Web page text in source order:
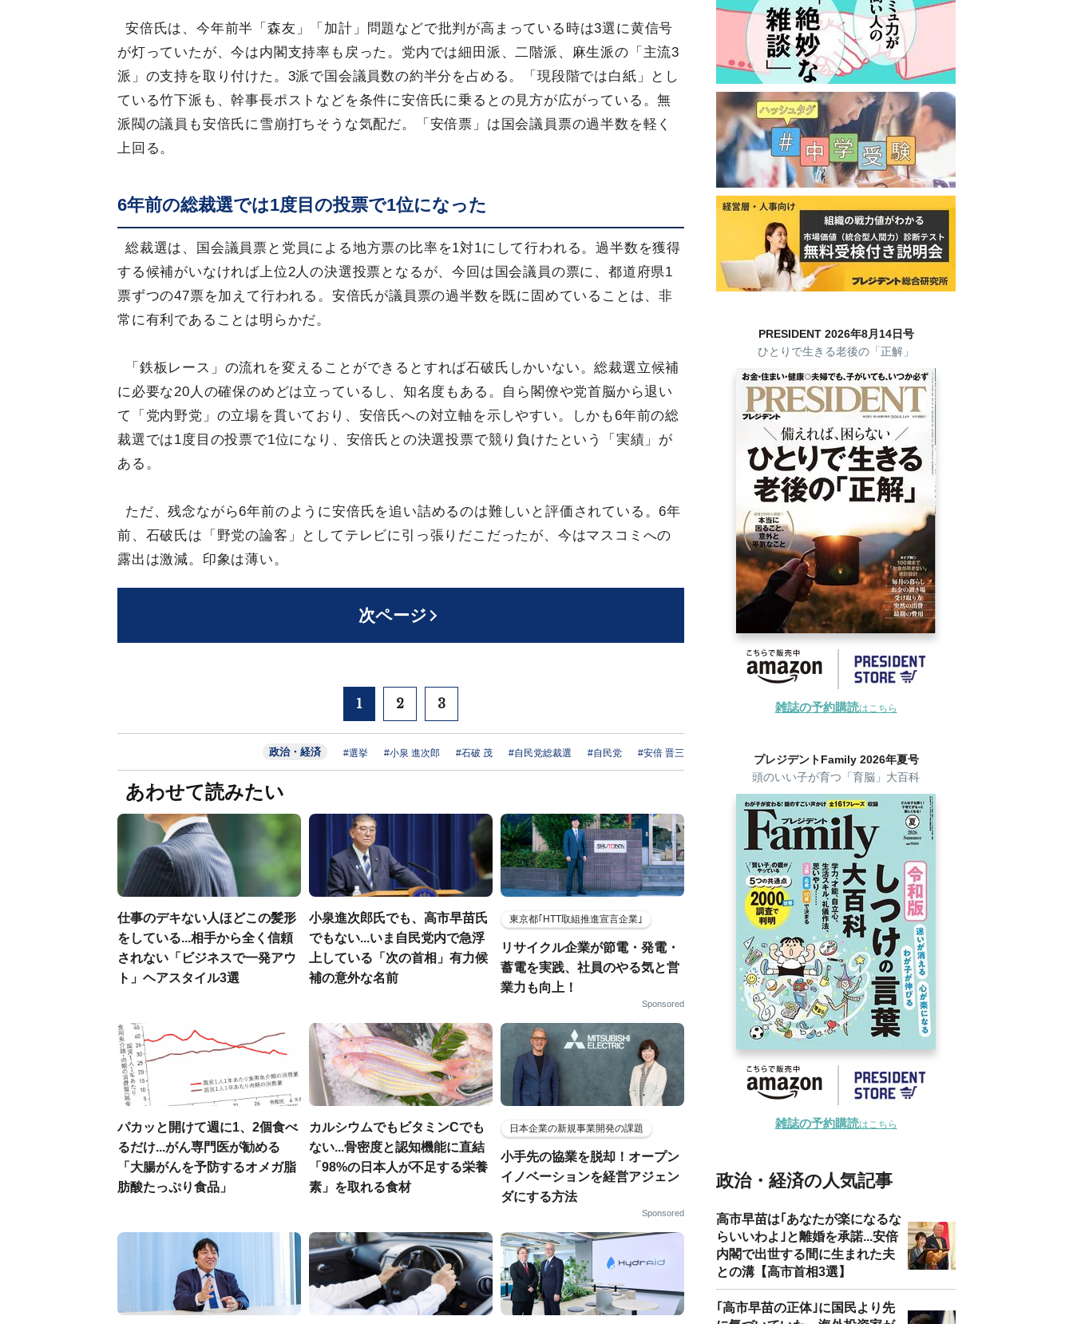
安倍氏は、今年前半「森友」「加計」問題などで批判が高まっている時は3選に黄信号
が灯っていたが、今は内閣支持率も戻った。党内では細田派、二階派、麻生派の「主流3
派」の支持を取り付けた。3派で国会議員数の約半分を占める。「現段階では白紙」とし
ている竹下派も、幹事長ポストなどを条件に安倍氏に乗るとの見方が広がっている。無
派閥の議員も安倍氏に雪崩打ちそうな気配だ。「安倍票」は国会議員票の過半数を軽く
上回る。
6年前の総裁選では1度目の投票で1位になった
総裁選は、国会議員票と党員による地方票の比率を1対1にして行われる。過半数を獲得
する候補がいなければ上位2人の決選投票となるが、今回は国会議員の票に、都道府県1
票ずつの47票を加えて行われる。安倍氏が議員票の過半数を既に固めていることは、非
常に有利であることは明らかだ。
「鉄板レース」の流れを変えることができるとすれば石破氏しかいない。総裁選立候補
に必要な20人の確保のめどは立っているし、知名度もある。自ら閣僚や党首脳から退い
て「党内野党」の立場を貫いており、安倍氏への対立軸を示しやすい。しかも6年前の総
裁選では1度目の投票で1位になり、安倍氏との決選投票で競り負けたという「実績」が
ある。
ただ、残念ながら6年前のように安倍氏を追い詰めるのは難しいと評価されている。6年
前、石破氏は「野党の論客」としてテレビに引っ張りだこだったが、今はマスコミへの
露出は激減。印象は薄い。
次ページ
1 2 3
政治・経済 #選挙 #小泉 進次郎 #石破 茂 #自民党総裁選 #自民党 #安倍 晋三
あわせて読みたい
仕事のデキない人ほどこの髪形
をしている...相手から全く信頼
されない「ビジネスで一発アウ
ト」ヘアスタイル3選
小泉進次郎氏でも、高市早苗氏
でもない...いま自民党内で急浮
上している「次の首相」有力候
補の意外な名前
東京都｢HTT取組推進宣言企業｣
リサイクル企業が節電・発電・
蓄電を実践、社員のやる気と営
業力も向上！
Sponsored
パカッと開けて週に1、2個食べ
るだけ...がん専門医が勧める
「大腸がんを予防するオメガ脂
肪酸たっぷり食品」
カルシウムでもビタミンCでも
ない...骨密度と認知機能に直結
「98%の日本人が不足する栄養
素」を取れる食材
日本企業の新規事業開発の課題
小手先の協業を脱却！オープン
イノベーションを経営アジェン
ダにする方法
Sponsored
PRESIDENT 2026年8月14日号
ひとりで生きる老後の「正解」
雑誌の予約購読はこちら
プレジデントFamily 2026年夏号
頭のいい子が育つ「育脳」大百科
雑誌の予約購読はこちら
政治・経済の人気記事
高市早苗は｢あなたが楽になるな
らいいわよ｣と離婚を承諾...安倍
内閣で出世する間に生まれた夫
との溝【高市首相3選】
｢高市早苗の正体｣に国民より先